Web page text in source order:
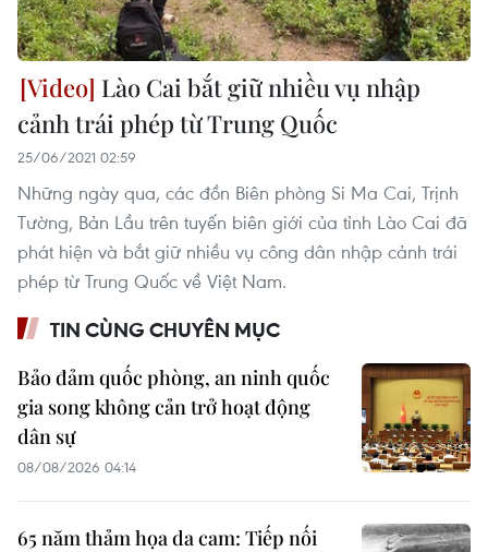
Lào Cai bắt giữ nhiều vụ nhập
cảnh trái phép từ Trung Quốc
25/06/2021 02:59
Những ngày qua, các đồn Biên phòng Si Ma Cai, Trịnh
Tường, Bản Lầu trên tuyến biên giới của tỉnh Lào Cai đã
phát hiện và bắt giữ nhiều vụ công dân nhập cảnh trái
phép từ Trung Quốc về Việt Nam.
TIN CÙNG CHUYÊN MỤC
Bảo đảm quốc phòng, an ninh quốc
gia song không cản trở hoạt động
dân sự
08/08/2026 04:14
65 năm thảm họa da cam: Tiếp nối